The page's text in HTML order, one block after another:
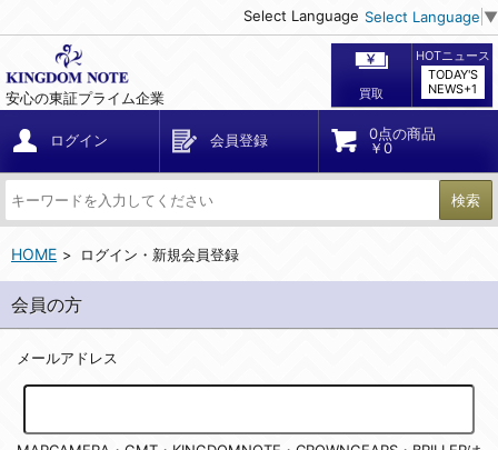
Select Language Select Language ▼
安心の東証プライム企業 買取
HOTニュース
TODAY'S
NEWS+1
ログイン 会員登録
0点の商品
￥0
検索
HOME ログイン・新規会員登録
会員の方
メールアドレス